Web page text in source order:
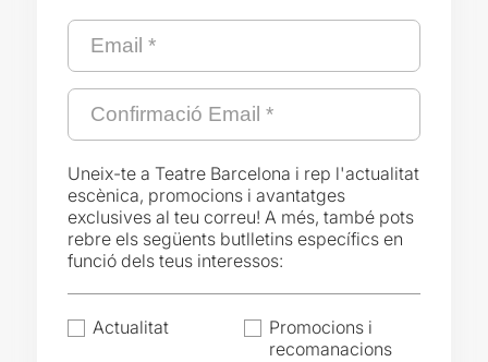
Uneix-te a Teatre Barcelona i rep l'actualitat
escènica, promocions i avantatges
exclusives al teu correu! A més, també pots
rebre els següents butlletins específics en
funció dels teus interessos:
Actualitat
Promocions i
recomanacions